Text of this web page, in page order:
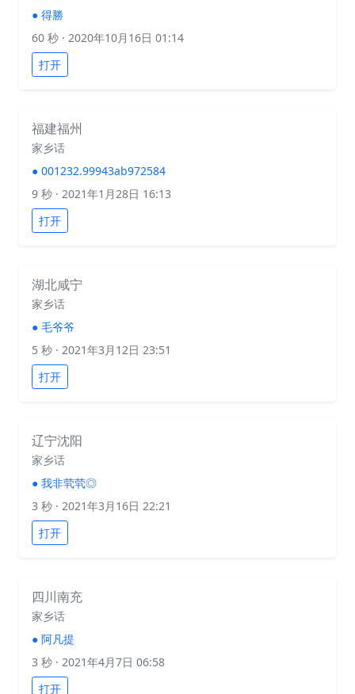
● 得勝
60 秒 · 2020年10月16日 01:14
打开
福建福州
家乡话
● 001232.99943ab972584
9 秒 · 2021年1月28日 16:13
打开
湖北咸宁
家乡话
● 毛爷爷
5 秒 · 2021年3月12日 23:51
打开
辽宁沈阳
家乡话
● 我非茕茕◎
3 秒 · 2021年3月16日 22:21
打开
四川南充
家乡话
● 阿凡提
3 秒 · 2021年4月7日 06:58
打开